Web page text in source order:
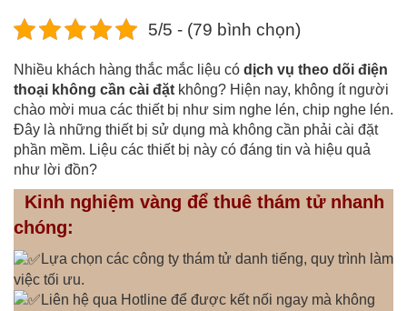
5/5 - (79 bình chọn)
Nhiều khách hàng thắc mắc liệu có dịch vụ theo dõi điện
thoại không cần cài đặt không? Hiện nay, không ít người
chào mời mua các thiết bị như sim nghe lén, chip nghe lén.
Đây là những thiết bị sử dụng mà không cần phải cài đặt
phần mềm. Liệu các thiết bị này có đáng tin và hiệu quả
như lời đồn?
Kinh nghiệm vàng để thuê thám tử nhanh
chóng:
Lựa chọn các công ty thám tử danh tiếng, quy trình làm
việc tối ưu.
Liên hệ qua Hotline để được kết nối ngay mà không